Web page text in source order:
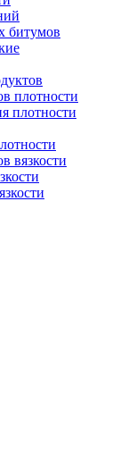
битумов
плотности
плотности
вязкости